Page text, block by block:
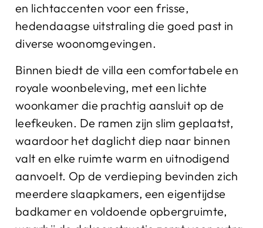
en lichtaccenten voor een frisse,
hedendaagse uitstraling die goed past in
diverse woonomgevingen.
Binnen biedt de villa een comfortabele en
royale woonbeleving, met een lichte
woonkamer die prachtig aansluit op de
leefkeuken. De ramen zijn slim geplaatst,
waardoor het daglicht diep naar binnen
valt en elke ruimte warm en uitnodigend
aanvoelt. Op de verdieping bevinden zich
meerdere slaapkamers, een eigentijdse
badkamer en voldoende opbergruimte,